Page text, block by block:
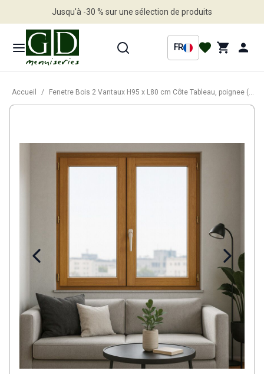
Jusqu'à -30 % sur une sélection de produits
FR
Accueil / Fenetre Bois 2 Vantaux H95 x L80 cm Côte Tableau, poignee (ref 010220F9)